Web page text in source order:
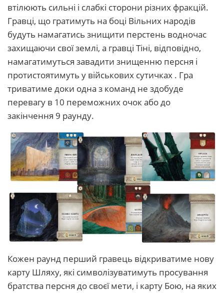
втілюють сильні і слабкі сторони різних фракцій.
Гравці, що гратимуть на боці Вільних народів
будуть намагатись знищити перстень водночас
захищаючи свої землі, а гравці Тіні, відповідно,
намагатимуться завадити знищенню персня і
протистоятимуть у військових сутичках . Гра
триватиме доки одна з команд не здобуде
перевагу в 10 переможних очок або до
закінчення 9 раунду.
Кожен раунд перший гравець відкриватиме нову
карту Шляху, які символізуватимуть просування
братства персня до своєї мети, і карту Бою, на яких